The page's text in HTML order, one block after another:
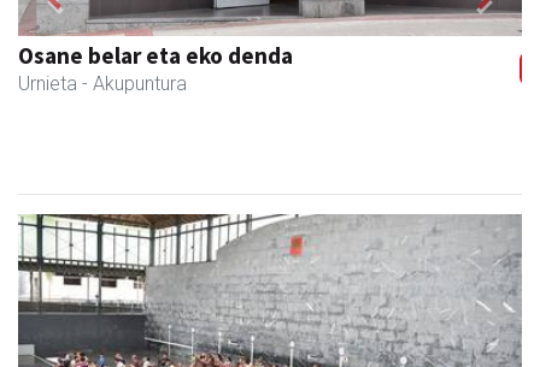
Osane belar eta eko denda
Urnieta - Akupuntura
Previous Next